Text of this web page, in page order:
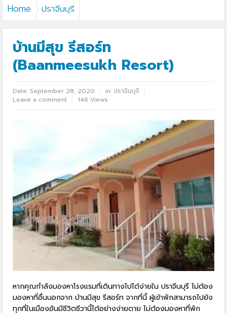
Home ปราจีนบุรี
บ้านมีสุข รีสอร์ท
(Baanmeesukh Resort)
Date: September 28, 2020 in: ปราจีนบุรี
Leave a comment
146 Views
หากคุณกำลังมองหาโรงแรมที่เดินทางไปได้ง่ายใน ปราจีนบุรี ไม่ต้อง
มองหาที่อื่นนอกจาก บ้านมีสุข รีสอร์ท จากที่นี้ ผู้เข้าพักสามารถไปยัง
ทุกที่ในเมืองอันมีชีวิตชีวานี้ได้อย่างง่ายดาย ไม่ต้องมองหาที่พัก